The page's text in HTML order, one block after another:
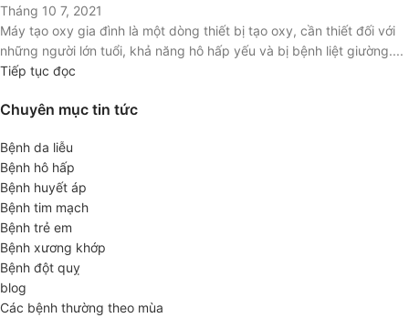
Tháng 10 7, 2021
Máy tạo oxy gia đình là một dòng thiết bị tạo oxy, cần thiết đối với
những người lớn tuổi, khả năng hô hấp yếu và bị bệnh liệt giường....
Tiếp tục đọc
Chuyên mục tin tức
Bệnh da liễu
Bệnh hô hấp
Bệnh huyết áp
Bệnh tim mạch
Bệnh trẻ em
Bệnh xương khớp
Bệnh đột quỵ
blog
Các bệnh thường theo mùa